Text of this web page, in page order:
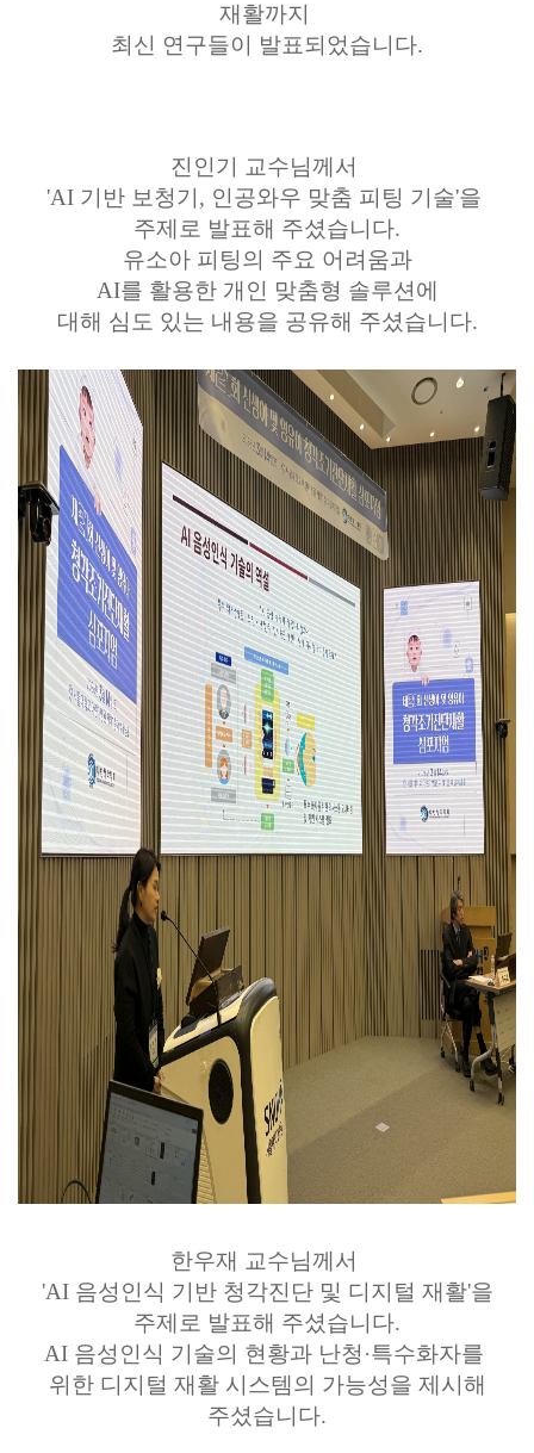
재활까지
최신 연구들이 발표되었습니다.
진인기 교수님께서
'AI 기반 보청기, 인공와우 맞춤 피팅 기술'을
주제로 발표해 주셨습니다.
유소아 피팅의 주요 어려움과
AI를 활용한 개인 맞춤형 솔루션에
대해 심도 있는 내용을 공유해 주셨습니 다.
한우재 교수님께서
'AI 음성인식 기반 청각진단 및 디지털 재활'을
주제로 발표해 주셨습니다.
AI 음성인식 기술의 현황과 난청·특수화자를
위한 디지털 재활 시스템의 가능성을 제시해
주셨습니 다.